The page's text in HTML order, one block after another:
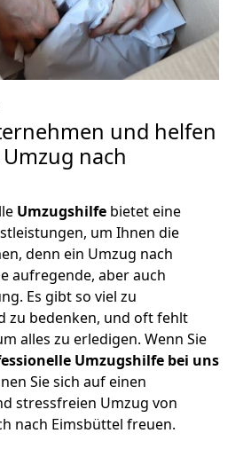
und helfen
nach
Umzugshilfe bietet eine
um Ihnen die
denn ein Umzug nach
aufregende, aber auch
Es gibt so viel zu
zu bedenken, und oft fehlt
alles zu erledigen. Wenn Sie
Umzugshilfe bei uns
Sie sich auf einen
stressfreien Umzug von
nach Eimsbüttel freuen.